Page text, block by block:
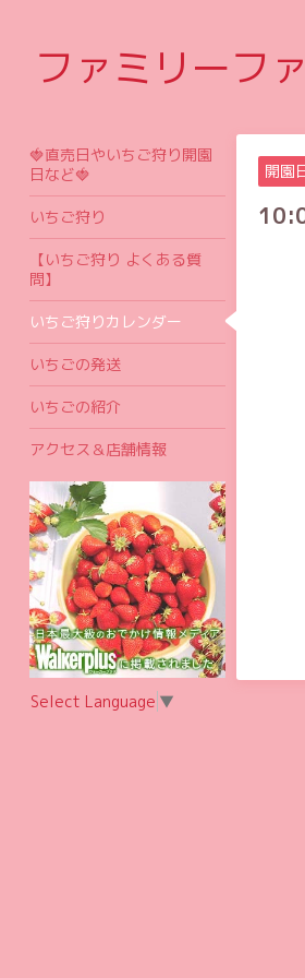
ファミリーフ
開園
🍓直売日やいちご狩り開園
日など🍓
いちご狩り
【いちご狩り よくある質
問】
いちご狩りカレンダー
いちごの発送
いちごの紹介
アクセス＆店舗情報
Select Language ▼